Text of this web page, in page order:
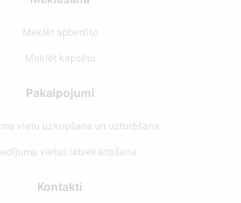
Meklēt apbedīto
Meklēt kapsētu
Pakalpojumi
vietu uzkopšana un uzturēšana
vietas labiekārtošana
Kontakti